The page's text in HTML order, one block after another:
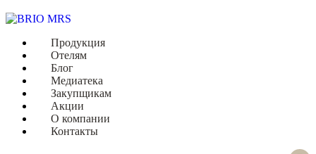
Продукция
Отелям
Блог
Медиатека
Закупщикам
Акции
О компании
Контакты